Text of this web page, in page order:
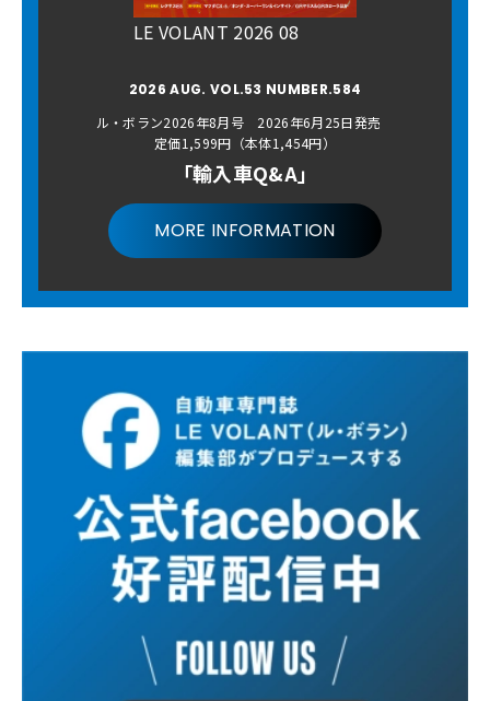
LE VOLANT 2026 08
2026 AUG. VOL.53 NUMBER.584
ル・ボラン2026年8月号 2026年6月25日発売
定価1,599円（本体1,454円）
「輸入車Q&A」
MORE INFORMATION